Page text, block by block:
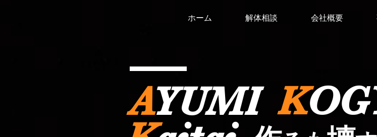
ホーム 解体相談 会社概要
AYUMI KO